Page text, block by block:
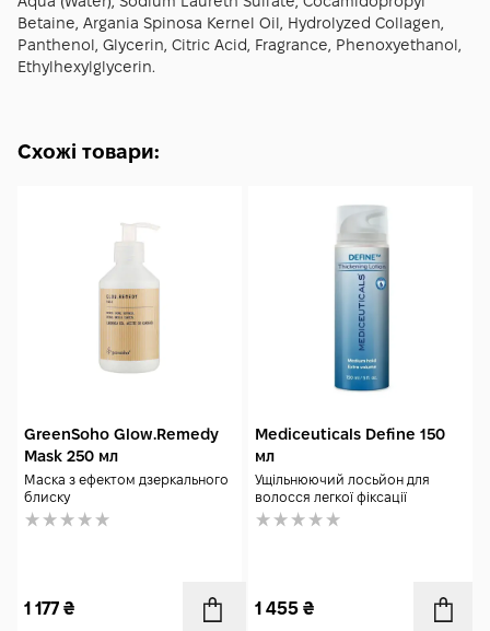
Betaine, Argania Spinosa Kernel Oil, Hydrolyzed Collagen,
Panthenol, Glycerin, Citric Acid, Fragrance, Phenoxyethanol,
Ethylhexylglycerin.
Схожі товари:
GreenSoho Glow.Remedy
Mask 250 мл
Маска з ефектом дзеркального
блиску
1 177 ₴
Mediceuticals Define 150
мл
Ущільнюючий лосьйон для
волосся легкої фіксації
1 455 ₴